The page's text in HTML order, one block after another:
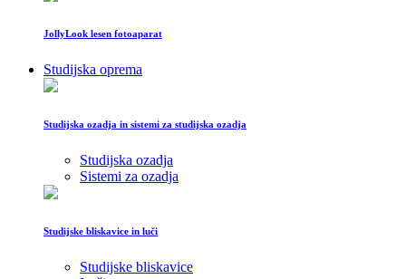
JollyLook lesen fotoaparat
Studijska oprema
Studijska ozadja in sistemi za studijska ozadja
Studijska ozadja
Sistemi za ozadja
Studijske bliskavice in luči
Studijske bliskavice